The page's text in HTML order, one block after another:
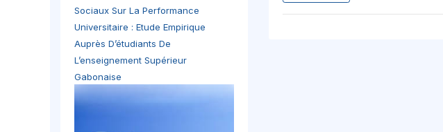
Sociaux Sur La Performance
Universitaire : Etude Empirique
Auprès D’étudiants De
L’enseignement Supérieur
Gabonaise